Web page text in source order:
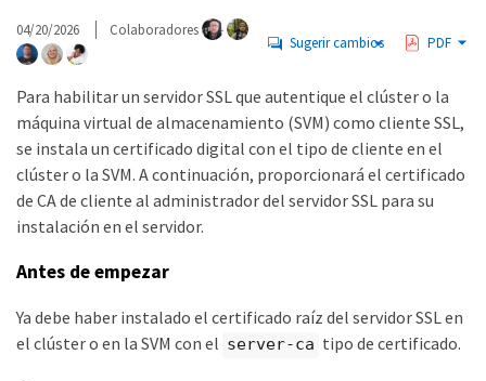
04/20/2026 Colaboradores
Sugerir cambios PDF
Para habilitar un servidor SSL que autentique el clúster o la
máquina virtual de almacenamiento (SVM) como cliente SSL,
se instala un certificado digital con el tipo de cliente en el
clúster o la SVM. A continuación, proporcionará el certificado
de CA de cliente al administrador del servidor SSL para su
instalación en el servidor.
Antes de empezar
Ya debe haber instalado el certificado raíz del servidor SSL en
el clúster o en la SVM con el server-ca tipo de certificado.